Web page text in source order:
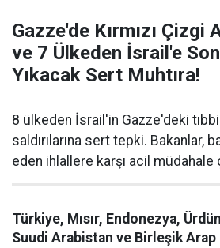
Gazze'de Kırmızı Çizgi
ve 7 Ülkeden İsrail'e
Yıkacak Sert Muhtıra!
8 ülkeden İsrail'in Gazze'deki
saldırılarına sert tepki. Bakanlar,
eden ihlallere karşı acil müdahale
Türkiye, Mısır, Endonezya,
Suudi Arabistan ve Birleşik